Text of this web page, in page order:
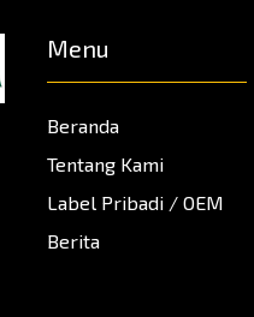
Menu
Beranda
Tentang Kami
Label Pribadi / OEM
Berita